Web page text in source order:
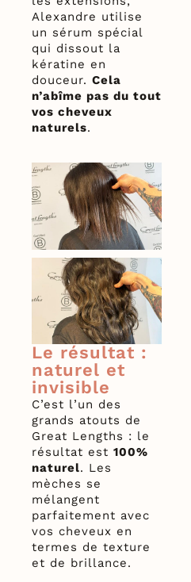
Alexandre utilise
un sérum spécial
qui dissout la
kératine en
douceur. Cela
n’abîme pas du tout
vos cheveux
naturels.
Le résultat :
naturel et
invisible
C’est l’un des
grands atouts de
Great Lengths : le
résultat est 100%
naturel. Les
mèches se
mélangent
parfaitement avec
vos cheveux en
termes de texture
et de brillance.